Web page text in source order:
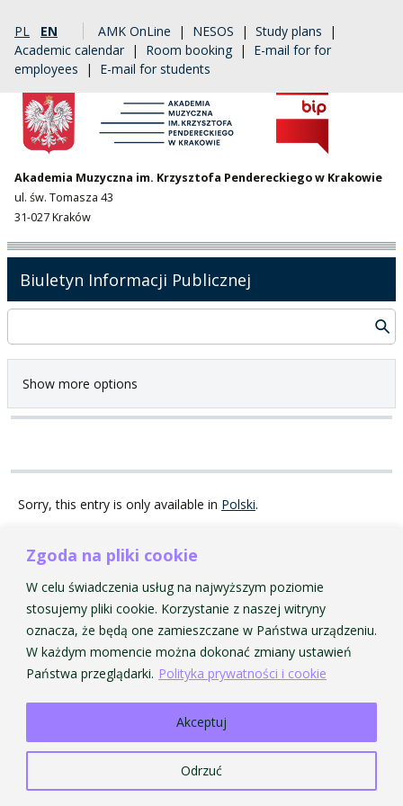
Zgoda na pliki cookie
W celu świadczenia usług na najwyższym poziomie
stosujemy pliki cookie. Korzystanie z naszej witryny
oznacza, że będą one zamieszczane w Państwa urządzeniu.
W każdym momencie można dokonać zmiany ustawień
Państwa przeglądarki. Polityka prywatności i cookie
Odrzuć
Akceptuj
PL EN AMK OnLine | NESOS | Study plans |
Academic calendar | Room booking | E-mail for for
employees | E-mail for students
Akademia Muzyczna im. Krzysztofa Pendereckiego w Krakowie
ul. św. Tomasza 43
31-027 Kraków
Biuletyn Informacji Publicznej
Show more options
Sorry, this entry is only available in Polski.
Strona Główna BIP
© 2026 Akademia Muzyczna im. Krzysztofa Pendereckiego w Krakowie. Wszelkie prawa
zastrzeżone.